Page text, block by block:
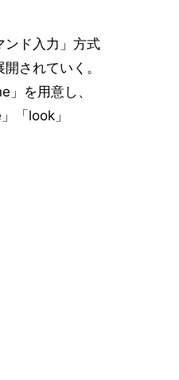
ンド入力」方式
されていく。
を用意し、
「look」